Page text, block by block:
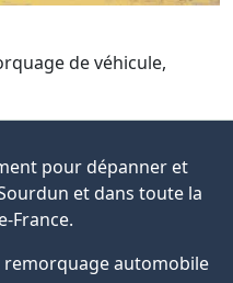
de véhicule,
pour dépanner et
et dans toute la
France.
remorquage automobile